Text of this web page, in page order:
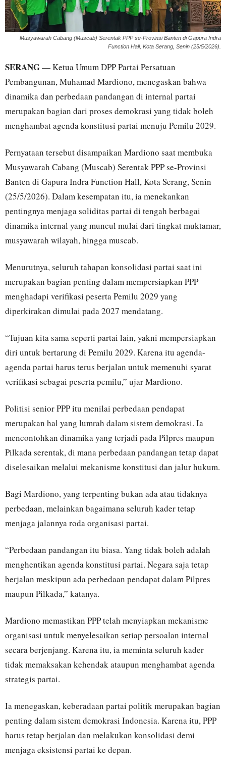
Musyawarah Cabang (Muscab) Serentak PPP se-Provinsi Banten di Gapura Indra
Function Hall, Kota Serang, Senin (25/5/2026).
SERANG— Ketua Umum DPP Partai Persatuan
Pembangunan, Muhamad Mardiono, menegaskan bahwa
dinamika dan perbedaan pandangan di internal partai
merupakan bagian dari proses demokrasi yang tidak boleh
menghambat agenda konstitusi partai menuju Pemilu 2029.
Pernyataan tersebut disampaikan Mardiono saat membuka
Musyawarah Cabang (Muscab) Serentak PPP se-Provinsi
Banten di Gapura Indra Function Hall, Kota Serang, Senin
(25/5/2026). Dalam kesempatan itu, ia menekankan
pentingnya menjaga soliditas partai di tengah berbagai
dinamika internal yang muncul mulai dari tingkat muktamar,
musyawarah wilayah, hingga muscab.
Menurutnya, seluruh tahapan konsolidasi partai saat ini
merupakan bagian penting dalam mempersiapkan PPP
menghadapi verifikasi peserta Pemilu 2029 yang
diperkirakan dimulai pada 2027 mendatang.
“Tujuan kita sama seperti partai lain, yakni mempersiapkan
diri untuk bertarung di Pemilu 2029. Karena itu agenda-
agenda partai harus terus berjalan untuk memenuhi syarat
verifikasi sebagai peserta pemilu,” ujar Mardiono.
Politisi senior PPP itu menilai perbedaan pendapat
merupakan hal yang lumrah dalam sistem demokrasi. Ia
mencontohkan dinamika yang terjadi pada Pilpres maupun
Pilkada serentak, di mana perbedaan pandangan tetap dapat
diselesaikan melalui mekanisme konstitusi dan jalur hukum.
Bagi Mardiono, yang terpenting bukan ada atau tidaknya
perbedaan, melainkan bagaimana seluruh kader tetap
menjaga jalannya roda organisasi partai.
“Perbedaan pandangan itu biasa. Yang tidak boleh adalah
menghentikan agenda konstitusi partai. Negara saja tetap
berjalan meskipun ada perbedaan pendapat dalam Pilpres
maupun Pilkada,” katanya.
Mardiono memastikan PPP telah menyiapkan mekanisme
organisasi untuk menyelesaikan setiap persoalan internal
secara berjenjang. Karena itu, ia meminta seluruh kader
tidak memaksakan kehendak ataupun menghambat agenda
strategis partai.
Ia menegaskan, keberadaan partai politik merupakan bagian
penting dalam sistem demokrasi Indonesia. Karena itu, PPP
harus tetap berjalan dan melakukan konsolidasi demi
menjaga eksistensi partai ke depan.